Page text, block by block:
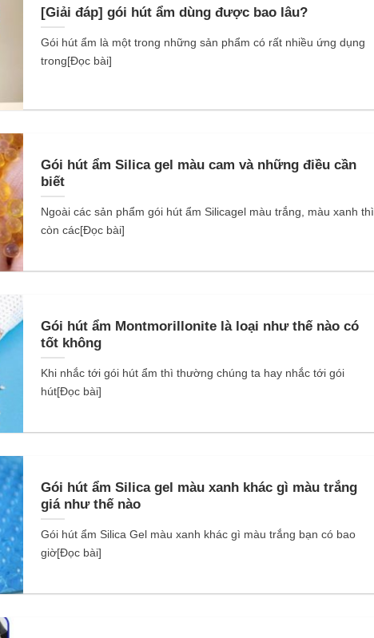
[Giải đáp] gói hút ẩm dùng được bao lâu?
Gói hút ẩm là một trong những sản phẩm có rất nhiều ứng dụng
trong[Đọc bài]
Gói hút ẩm Silica gel màu cam và những điều cần
biết
Ngoài các sản phẩm gói hút ẩm Silicagel màu trắng, màu xanh thì
còn các[Đọc bài]
Gói hút ẩm Montmorillonite là loại như thế nào có
tốt không
Khi nhắc tới gói hút ẩm thì thường chúng ta hay nhắc tới gói
hút[Đọc bài]
Gói hút ẩm Silica gel màu xanh khác gì màu trắng
giá như thế nào
Gói hút ẩm Silica Gel màu xanh khác gì màu trắng bạn có bao
giờ[Đọc bài]